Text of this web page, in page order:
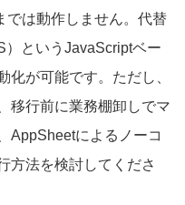
では動作しません。代替
）というJavaScriptベー
化が可能です。ただし、
移行前に業務棚卸しでマ
AppSheetによるノーコ
方法を検討してくださ